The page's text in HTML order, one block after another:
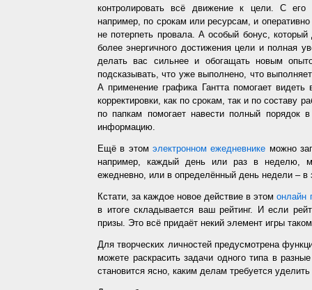
контролировать всё движение к цели. С
например, по срокам или ресурсам, и
не потерпеть провала. А особый бонус,
более энергичного достижения цели и полная
делать вас сильнее и обогащать новым
подсказывать, что уже выполнено, что
А применение графика Гантта помогает
корректировки, как по срокам, так и по составу
по папкам помогает навести полный порядок
информацию.
Ещё в этомэлектронном ежедневнике можно
например, каждый день или раз в неделю,
ежедневно, или в определённый день недели – в
Кстати, за каждое новое действие в этомонлайн
в итоге складывается ваш рейтинг. И если
призы. Это всё придаёт некий элемент игры
Для творческих личностей предусмотрена
можете раскрасить задачи одного типа в
становится ясно, каким делам требуется